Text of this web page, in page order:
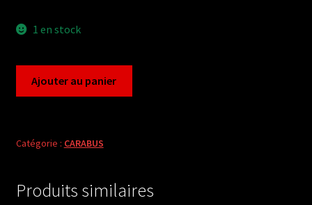
1 en stock
coriaceus
(male
Ajouter au panier
Catégorie : CARABUS
Produits similaires